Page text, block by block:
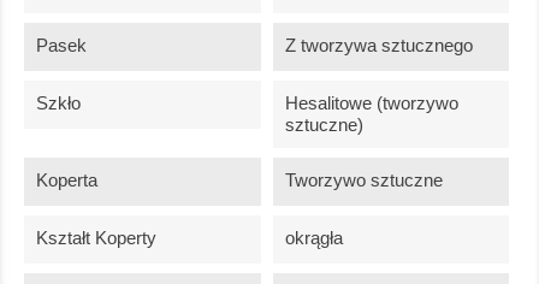
Pasek Z tworzywa sztucznego
Szkło
Hesalitowe (tworzywo
sztuczne)
Koperta Tworzywo sztuczne
Kształt Koperty okrągła